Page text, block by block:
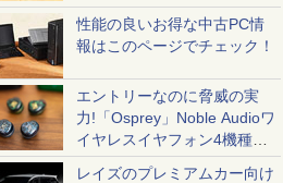
性能の良いお得な中古PC情
報はこのページでチェック！
エントリーなのに脅威の実
力!「Osprey」Noble Audioワ
イヤレスイヤフォン4機種を
一気に聴く
レイズのプレミアムカー向け